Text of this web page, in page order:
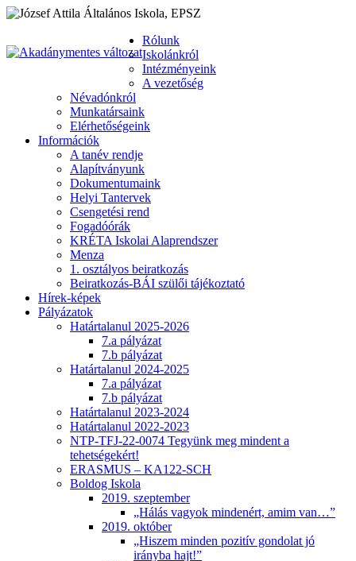
Rólunk
Iskolánkról
Intézményeink
A vezetőség
Névadónkról
Munkatársaink
Elérhetőségeink
Információk
A tanév rendje
Alapítványunk
Dokumentumaink
Helyi Tantervek
Csengetési rend
Fogadóórák
KRÉTA Iskolai Alaprendszer
Menza
1. osztályos beiratkozás
Beiratkozás-BÁI szülői tájékoztató
Hírek-képek
Pályázatok
Határtalanul 2025-2026
7.a pályázat
7.b pályázat
Határtalanul 2024-2025
7.a pályázat
7.b pályázat
Határtalanul 2023-2024
Határtalanul 2022-2023
NTP-TFJ-22-0074 Tegyünk meg mindent a
tehetségekért!
ERASMUS – KA122-SCH
Boldog Iskola
2019. szeptember
„Hálás vagyok mindenért, amim van…”
2019. október
„Hiszem minden pozitív gondolat jó
irányba hajt!”